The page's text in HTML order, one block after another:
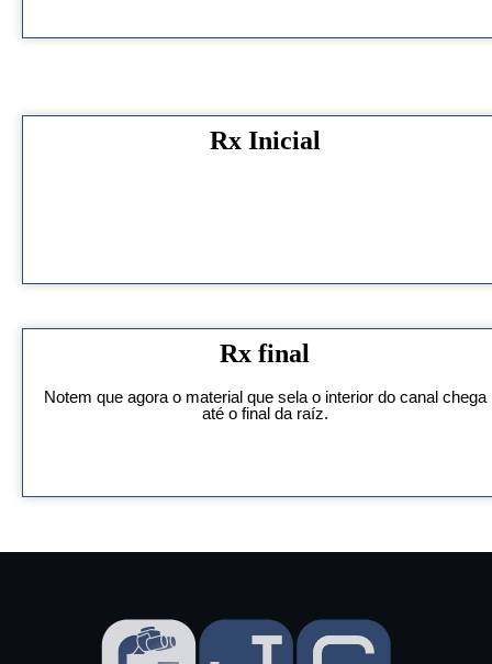
Rx Inicial
Rx final
Notem que agora o material que sela o interior do canal chega
até o final da raíz.